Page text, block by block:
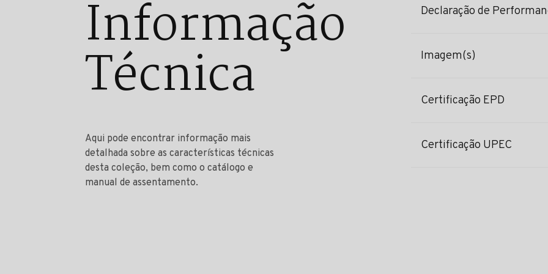
Informação
Técnica
Aqui pode encontrar informação mais
detalhada sobre as características técnicas
desta coleção, bem como o catálogo e
manual de assentamento.
Declaração de
Imagem(s)
Certificação EPD
Certificação UPEC